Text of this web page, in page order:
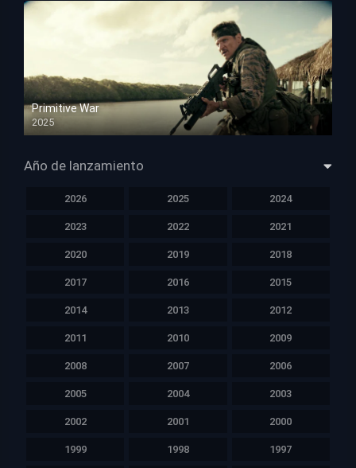
Primitive War
2025
HD 1080p
Año de lanzamiento
2026 2025 2024
2023 2022 2021
2020 2019 2018
2017 2016 2015
2014 2013 2012
2011 2010 2009
2008 2007 2006
2005 2004 2003
2002 2001 2000
1999 1998 1997